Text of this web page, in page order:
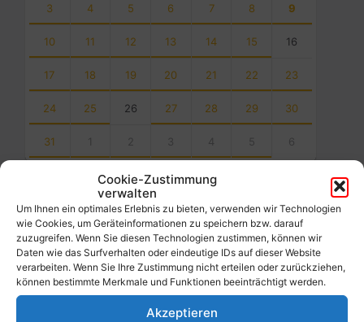
Cookie-Zustimmung
verwalten
Um Ihnen ein optimales Erlebnis zu bieten, verwenden wir Technologien
wie Cookies, um Geräteinformationen zu speichern bzw. darauf
zuzugreifen. Wenn Sie diesen Technologien zustimmen, können wir
Daten wie das Surfverhalten oder eindeutige IDs auf dieser Website
verarbeiten. Wenn Sie Ihre Zustimmung nicht erteilen oder zurückziehen,
können bestimmte Merkmale und Funktionen beeinträchtigt werden.
Akzeptieren
3 4 5 6 7 8 9
10 11 12 13 14 15 16
17 18 19 20 21 22 23
24 25 26 27 28 29 30
31 1 2 3 4 5 6
days
Filter